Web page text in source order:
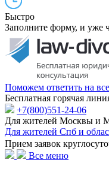
Быстро
Заполните форму, и уже
Поможем ответить на
Бесплатная горячая
+7(800)551-24-06
Для жителей Москвы и
Для жителей Спб и
Прием заявок
Все меню